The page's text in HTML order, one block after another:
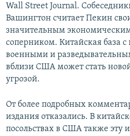
Wall Street Journal.
Вашингтон считает Пекин
значительным
соперником. Китайская база
военными и
вблизи США может стать
угрозой.
От более подробных
издания отказались. В
посольствах в США также эту